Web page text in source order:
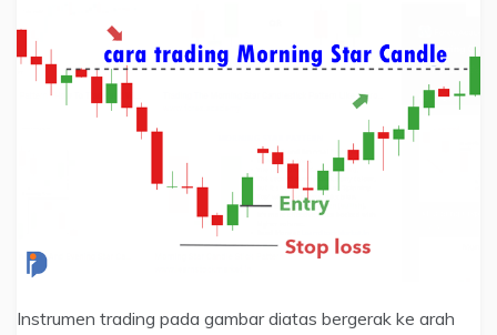
Instrumen trading pada gambar diatas bergerak ke arah